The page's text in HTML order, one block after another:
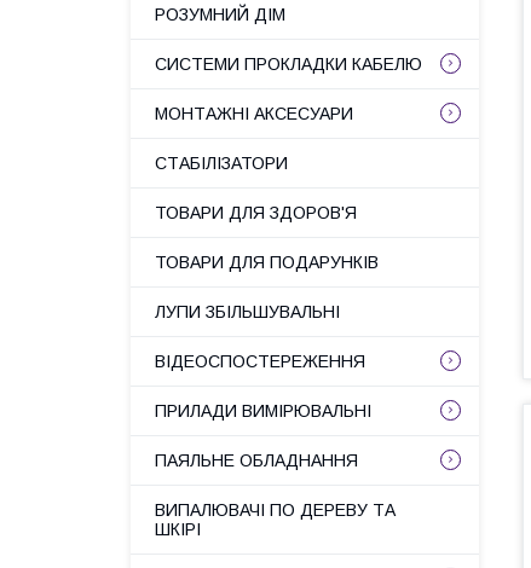
РОЗУМНИЙ ДІМ
СИСТЕМИ ПРОКЛАДКИ КАБЕЛЮ
МОНТАЖНІ АКСЕСУАРИ
СТАБІЛІЗАТОРИ
ТОВАРИ ДЛЯ ЗДОРОВ'Я
ТОВАРИ ДЛЯ ПОДАРУНКІВ
ЛУПИ ЗБІЛЬШУВАЛЬНІ
ВІДЕОСПОСТЕРЕЖЕННЯ
ПРИЛАДИ ВИМІРЮВАЛЬНІ
ПАЯЛЬНЕ ОБЛАДНАННЯ
ВИПАЛЮВАЧІ ПО ДЕРЕВУ ТА
ШКІРІ